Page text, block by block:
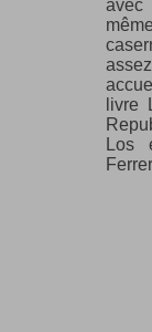
avec
livre
Los